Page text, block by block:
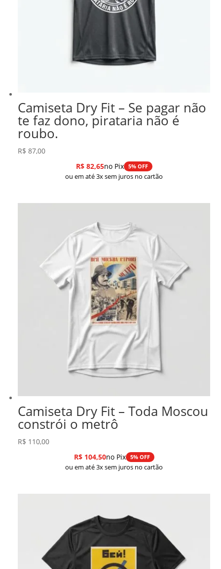
Camiseta Dry Fit – Se pagar não
te faz dono, pirataria não é
roubo.
R$ 87,00
R$82,65no Pix 5% OFF
ou em até 3x sem juros no cartão
Camiseta Dry Fit – Toda Moscou
constrói o metrô
R$ 110,00
R$104,50no Pix 5% OFF
ou em até 3x sem juros no cartão